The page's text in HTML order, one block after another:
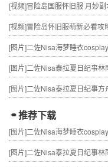
[视频]冒险岛国服怀旧服 月妙副
[视频]冒险岛怀旧服萌新必看攻
[图片]二佐Nisa海梦睡衣
[图片]二佐Nisa泰拉夏日纪事
[图片]二佐Nisa泰拉夏日纪事方
推荐下载
[图片]二佐Nisa海梦睡衣
[图片]二佐Nisa泰拉夏日纪事